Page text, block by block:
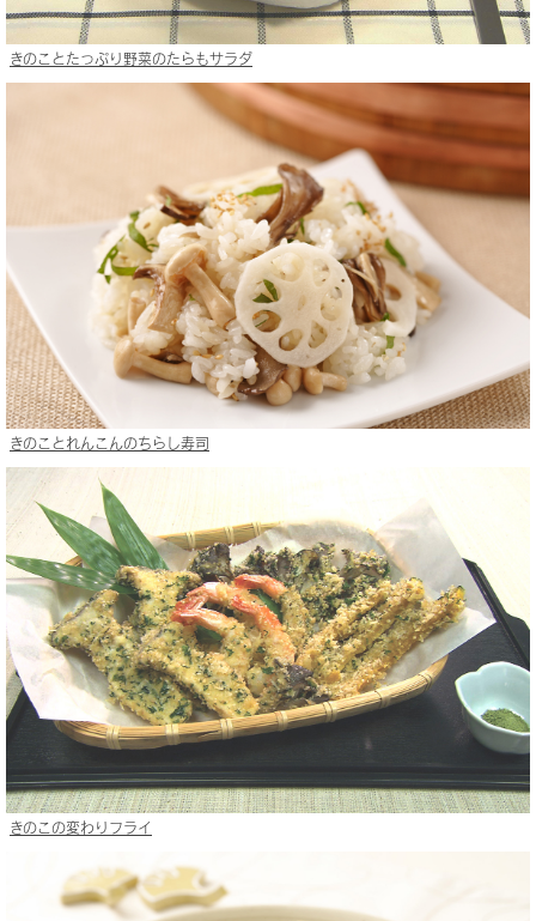
きのことたっぷり野菜のたらもサラダ
きのことれんこんのちらし寿司
きのこの変わりフライ